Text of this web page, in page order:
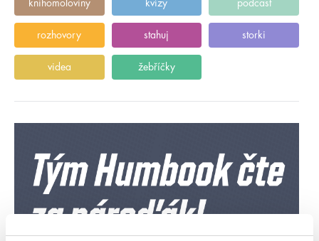
knihomoloviny kvízy podcast
rozhovory stahuj storki
videa žebříčky